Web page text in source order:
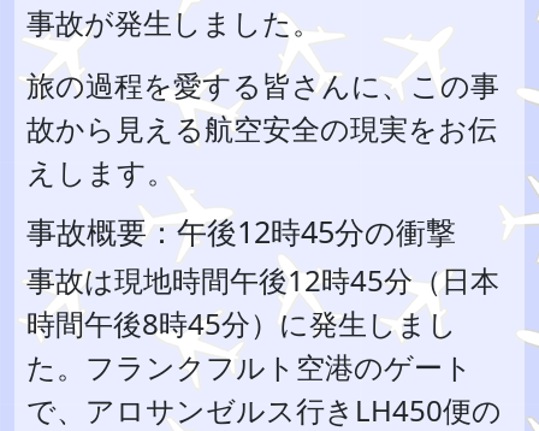
事故が発生しました。
旅の過程を愛する皆さんに、この事
故から見える航空安全の現実をお伝
えします。
事故概要：午後12時45分の衝撃
事故は現地時間午後12時45分（日本
時間午後8時45分）に発生しまし
た。フランクフルト空港のゲート
で、アロサンゼルス行きLH450便の